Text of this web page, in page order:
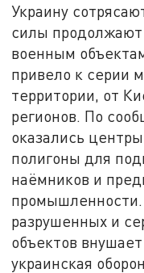
Украину
силы
военным
привело к серии
территории, от
регионов. По
оказались
полигоны для
наёмников и
разрушенных и
объектов
украинская